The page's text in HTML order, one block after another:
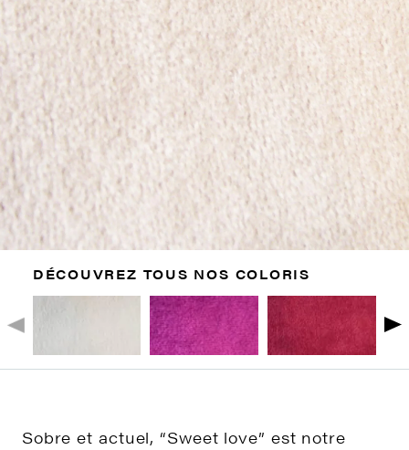
DÉCOUVREZ TOUS NOS COLORIS
Sobre et actuel, “Sweet love” est notre